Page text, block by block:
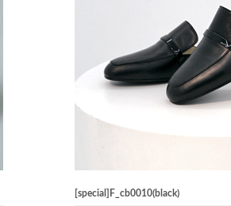
[special]F_cb0010(black)